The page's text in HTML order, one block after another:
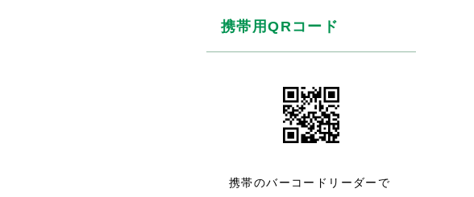
携帯用QRコード
携帯のバーコードリーダーで